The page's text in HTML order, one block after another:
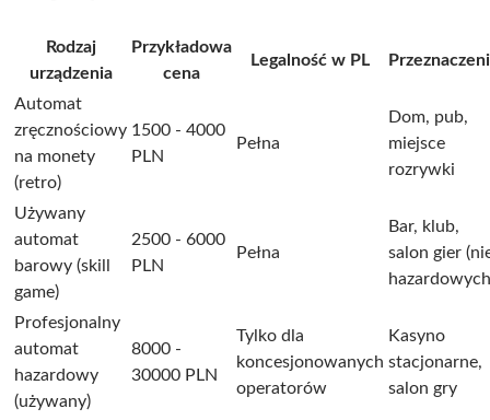
Rodzaj
urządzenia
Przykładowa
cena
Legalność w PL
Automat
zręcznościowy
na monety
(retro)
1500 - 4000
PLN
Pełna
Dom, pub,
miejsce
rozrywki
Używany
automat
barowy (skill
game)
2500 - 6000
PLN
Pełna
Bar, klub,
salon gier
Profesjonalny
automat
hazardowy
(używany)
8000 -
30000 PLN
Tylko dla
koncesjonowanych
operatorów
Kasyno
stacjonarne,
salon gry